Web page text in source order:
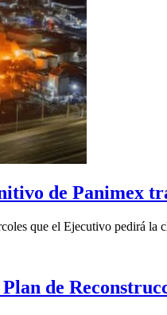
de Panimex
que el Ejecutivo pedirá la
de